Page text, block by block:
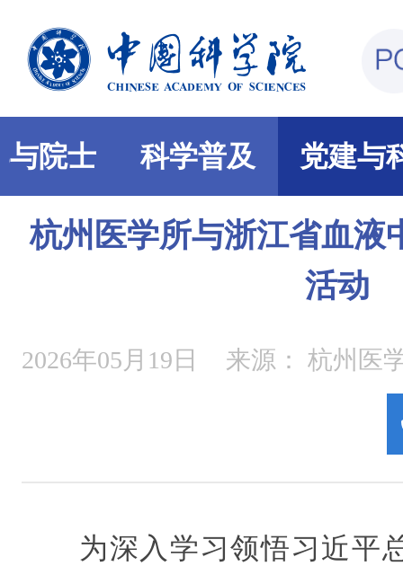
与院士 科学普及 党建与
杭州医学所与浙江省血液
活动
2026年05月19日 来源： 杭州医
为深入学习领悟习近平